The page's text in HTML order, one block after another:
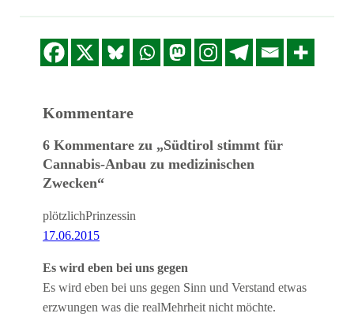
Kommentare
6 Kommentare zu „Südtirol stimmt für
Cannabis-Anbau zu medizinischen
Zwecken“
plötzlichPrinzessin
17.06.2015
Es wird eben bei uns gegen
Es wird eben bei uns gegen Sinn und Verstand etwas
erzwungen was die realMehrheit nicht möchte.